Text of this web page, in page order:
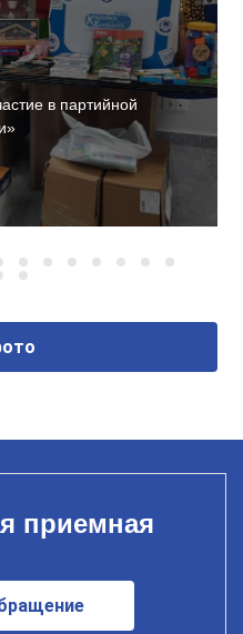
в партийной
приемная